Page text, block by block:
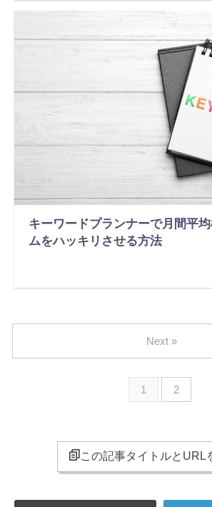
キーワードプランナーで月間平
ムをハッキリさせる方法
1 2
Next »
この記事タイトルとURL